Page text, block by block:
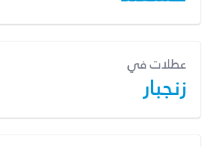
عطلات في
زنجبار